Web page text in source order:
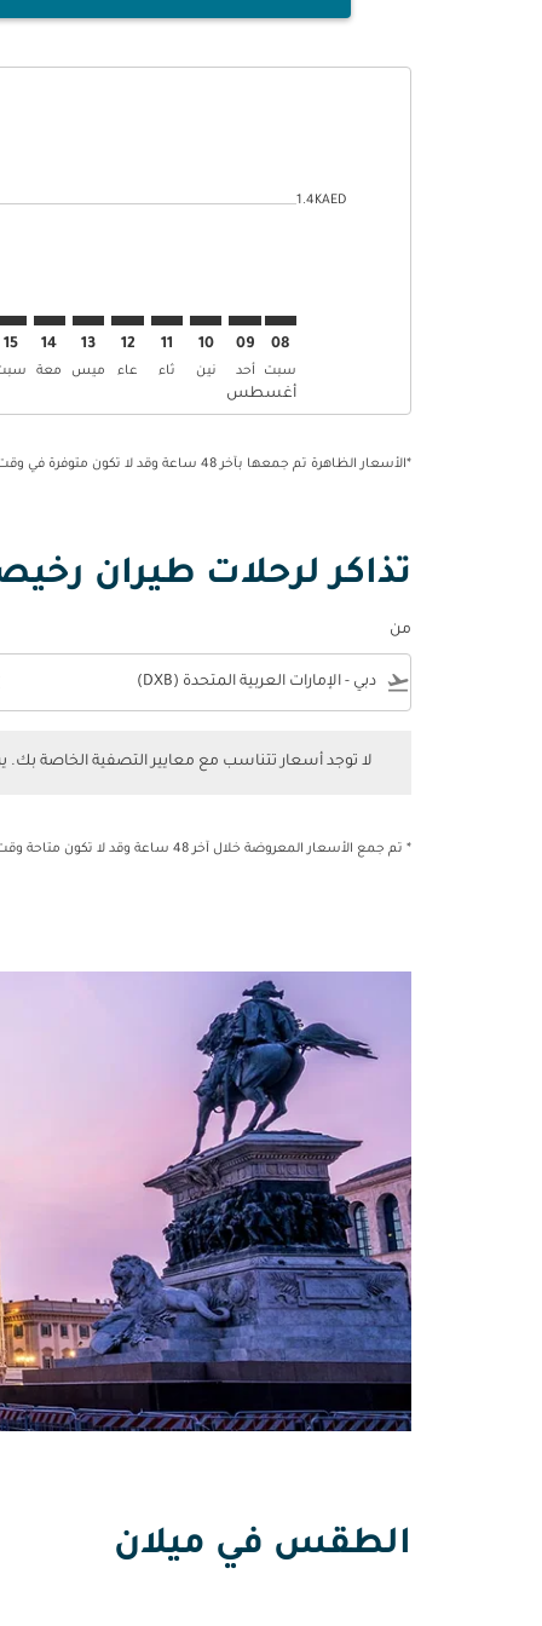
1.4KAED
bars-legend-min-price-aria-label 1.4KAED
08
سبت
أغسطس
09
أحد
10
نين
11
ثاء
12
عاء
13
ميس
14
معة
15
*الأسعار الظاهرة تم جمعها بآخر 48 ساعة وقد لا تكون متوفرة في وقت الحجز. تطبق الرسوم على الخدمات الإضافية.
تذاكر لرحلات طيران
من
flight_takeoff
لا توجد أسعار تتناسب مع معايير التصفية الخاصة
* تم جمع الأسعار المعروضة خلال آخر 48 ساعة وقد لا تكون متاحة وقت الحجز.
الطقس في ميلان